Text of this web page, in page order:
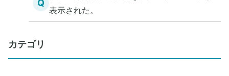
Q
表示された。
カテゴリ